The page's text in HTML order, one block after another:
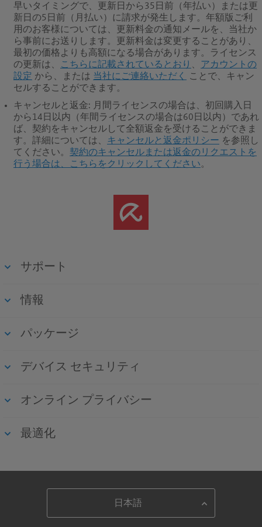
早いタイミングで、更新日から35日前（年払い）または更
新日の5日前（月払い）に請求が発生します。年額版ご利
用のお客様については、更新料金の通知メールを、当社か
ら事前にお送りします。更新料金は変更することがあり、
最初の価格よりも高額になる場合があります。ライセンス
の更新は、
こちらに記載されているとおり 、
アカウントの
設定 から、または 当社にご連絡いただく
ことで、キャン
セルすることができます。
キャンセルと返金: 月間ライセンスの場合は、初回購入日
から14日以内（年間ライセンスの場合は60日以内）であれ
ば、契約をキャンセルして全額返金を受けることができま
す。 詳細については、 キャンセルと返金ポリシー を参照し
てください。 契約のキャンセルまたは返金のリクエストを
行う場合は、こちらをクリックしてください。
サポート
情報
パッケージ
デバイス セキュリティ
オンライン プライバシー
最適化